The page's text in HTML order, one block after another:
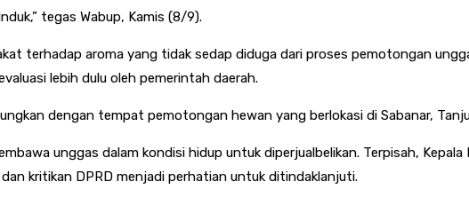
tegas Wabup, Kamis (8/9).
terhadap aroma yang tidak sedap diduga dari proses pemotongan
lebih dulu oleh pemerintah daerah.
dengan tempat pemotongan hewan yang berlokasi di Sabanar,
unggas dalam kondisi hidup untuk diperjualbelikan. Terpisah,
kritikan DPRD menjadi perhatian untuk ditindaklanjuti.